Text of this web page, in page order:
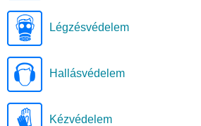
Légzésvédelem
Hallásvédelem
Kézvédelem